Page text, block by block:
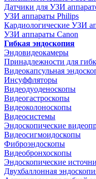
Датчики для УЗИ
УЗИ аппараты Philips
Кардиологические УЗИ
УЗИ аппараты Canon
Гибкая эндоскопия
Эндовидеокамеры
Принадлежности для
Видеокапсульная
Инсуффляторы
Видеодуоденоскопы
Видеогастроскопы
Видеоколоноскопы
Видеосистемы
Эндоскопические
Видеосигмоидоскопы
Фиброэндоскопы
Видеобронхоскопы
Эндоскопические
Двухбаллонная